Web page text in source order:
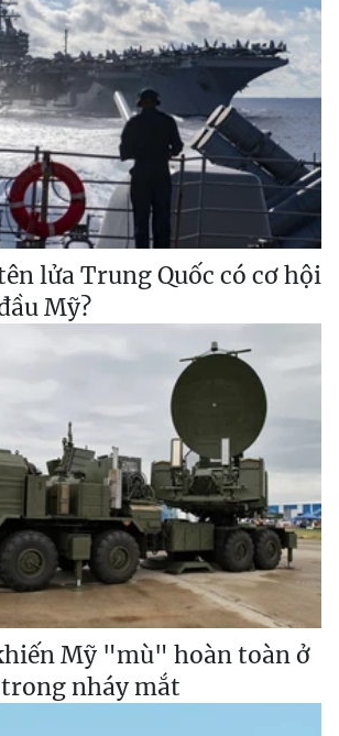
lửa Trung Quốc có cơ hội
Mỹ?
Mỹ "mù" hoàn toàn ở
nháy mắt